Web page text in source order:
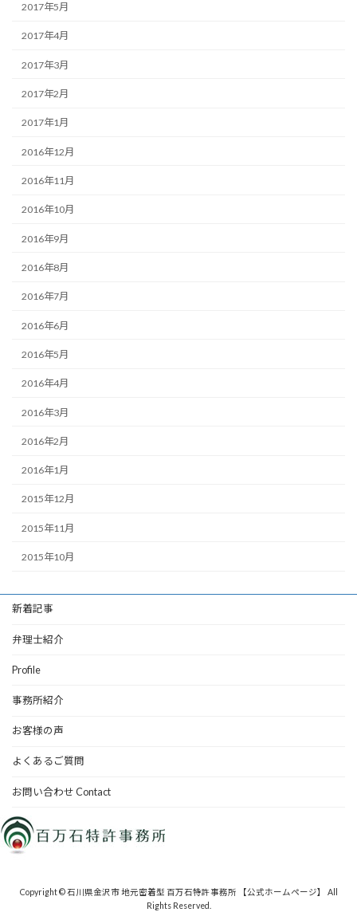
2017年5月
2017年4月
2017年3月
2017年2月
2017年1月
2016年12月
2016年11月
2016年10月
2016年9月
2016年8月
2016年7月
2016年6月
2016年5月
2016年4月
2016年3月
2016年2月
2016年1月
2015年12月
2015年11月
2015年10月
新着記事
弁理士紹介
Profile
事務所紹介
お客様の声
よくあるご質問
お問い合わせ Contact
Copyright © 石川県金沢市 地元密着型 百万石特許事務所 【公式ホームページ】 All
Rights Reserved.